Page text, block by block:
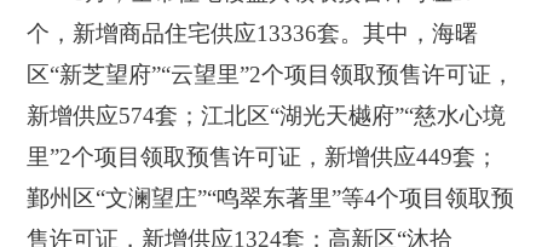
个，新增商品住宅供应13336套。其中，海曙
区“新芝望府”“云望里”2个项目领取预售许可证，
新增供应574套；江北区“湖光天樾府”“慈水心境
里”2个项目领取预售许可证，新增供应449套；
鄞州区“文澜望庄”“鸣翠东著里”等4个项目领取预
售许可证，新增供应1324套；高新区“沐拾